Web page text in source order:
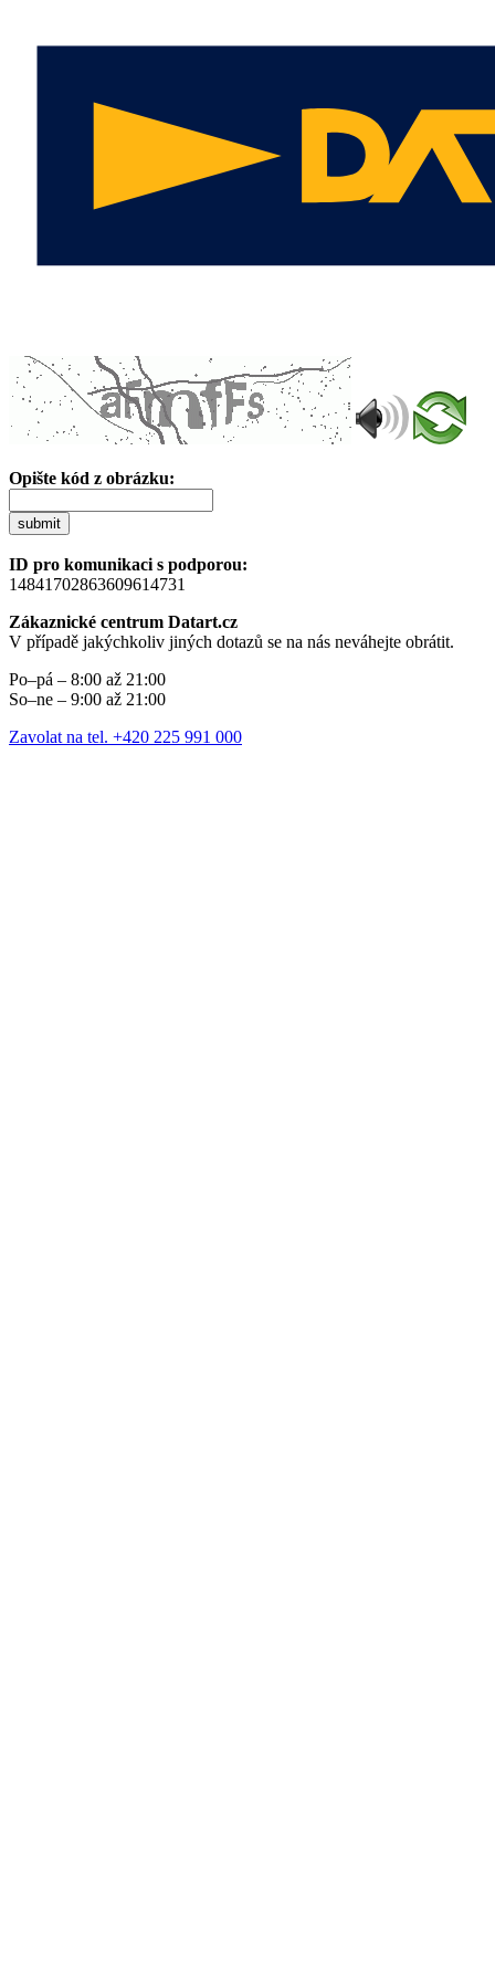
Opište kód z obrázku:
submit
ID pro komunikaci s podporou:
14841702863609614731
Zákaznické centrum Datart.cz
V případě jakýchkoliv jiných dotazů se na nás neváhejte obrátit.
Po–pá – 8:00 až 21:00
So–ne – 9:00 až 21:00
Zavolat na tel. +420 225 991 000